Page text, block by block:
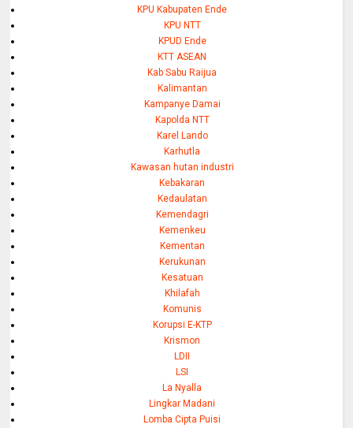
KPU Kabupaten Ende
KPU NTT
KPUD Ende
KTT ASEAN
Kab Sabu Raijua
Kalimantan
Kampanye Damai
Kapolda NTT
Karel Lando
Karhutla
Kawasan hutan industri
Kebakaran
Kedaulatan
Kemendagri
Kemenkeu
Kementan
Kerukunan
Kesatuan
Khilafah
Komunis
Korupsi E-KTP
Krismon
LDII
LSI
La Nyalla
Lingkar Madani
Lomba Cipta Puisi